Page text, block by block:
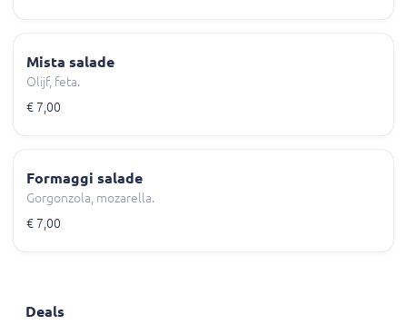
Mista salade
Olijf, feta.
€ 7,00
Formaggi salade
Gorgonzola, mozarella.
€ 7,00
Deals